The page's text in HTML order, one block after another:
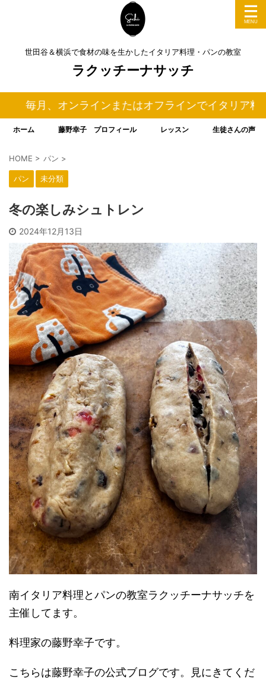
世田谷＆横浜で食材の味を生かしたイタリア料理・パンの教室
ラクッチーナサッチ
オンラインまたはオフラインでイタリア料理＆パンの
ホーム 藤野幸子 プロフィール レッスン 生徒さんの声
HOME > パン >
パン 未分類
冬の楽しみシュトレン
2024年12月13日
南イタリア料理とパンの教室ラクッチーナサッチを
主催してます。
料理家の藤野幸子です。
こちらは藤野幸子の公式ブログです。見にきてくだ